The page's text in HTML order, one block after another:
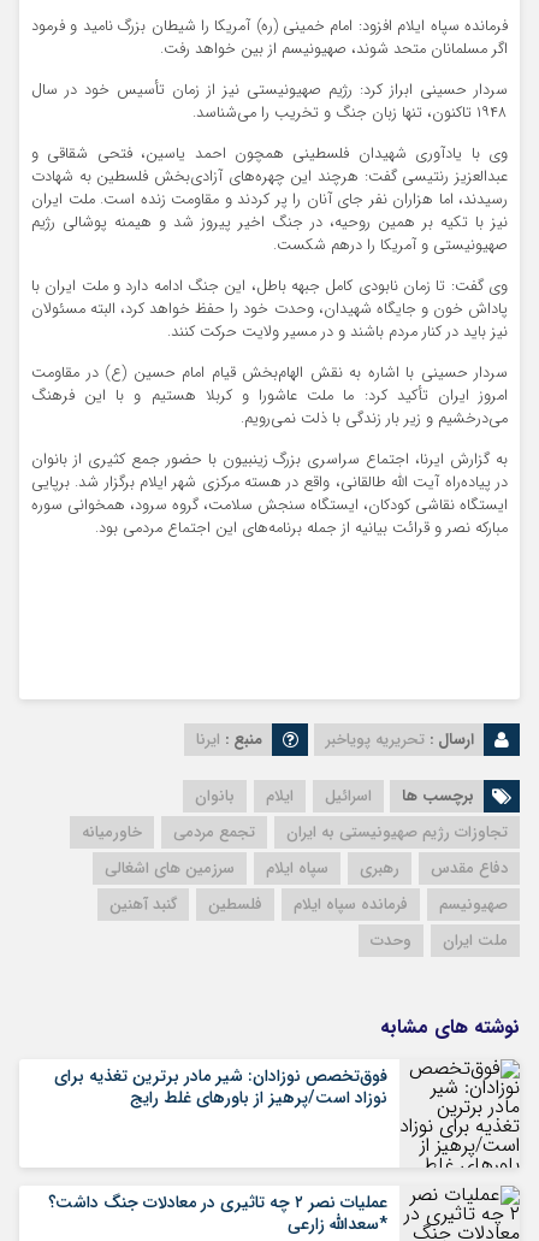
فرمانده سپاه ایلام افزود: امام خمینی (ره) آمریکا را شیطان بزرگ نامید و فرمود
اگر مسلمانان متحد شوند، صهیونیسم از بین خواهد رفت.
سردار حسینی ابراز کرد: رژیم صهیونیستی نیز از زمان تأسیس خود در سال
۱۹۴۸ تاکنون، تنها زبان جنگ و تخریب را می‌شناسد.
وی با یادآوری شهیدان فلسطینی همچون احمد یاسین، فتحی شقاقی و
عبدالعزیز رنتیسی گفت: هرچند این چهره‌های آزادی‌بخش فلسطین به شهادت
رسیدند، اما هزاران نفر جای آنان را پر کردند و مقاومت زنده است. ملت ایران
نیز با تکیه بر همین روحیه، در جنگ اخیر پیروز شد و هیمنه پوشالی رژیم
صهیونیستی و آمریکا را درهم شکست.
وی گفت: تا زمان نابودی کامل جبهه باطل، این جنگ ادامه دارد و ملت ایران با
پاداش خون و جایگاه شهیدان، وحدت خود را حفظ خواهد کرد، البته مسئولان
نیز باید در کنار مردم باشند و در مسیر ولایت حرکت کنند.
سردار حسینی با اشاره به نقش الهام‌بخش قیام امام حسین (ع) در مقاومت
امروز ایران تأکید کرد: ما ملت عاشورا و کربلا هستیم و با این فرهنگ
می‌درخشیم و زیر بار زندگی با ذلت نمی‌رویم.
به گزارش ایرنا، اجتماع سراسری بزرگ زینبیون با حضور جمع کثیری از بانوان
در پیاده‌راه آیت الله طالقانی، واقع در هسته مرکزی شهر ایلام برگزار شد. برپایی
ایستگاه نقاشی کودکان، ایستگاه سنجش سلامت، گروه سرود، همخوانی سوره
مبارکه نصر و قرائت بیانیه از جمله برنامه‌های این اجتماع مردمی بود.
ارسال : تحریریه پویاخبر منبع : ایرنا
برچسب ها اسرائیل ایلام
بانوان
تجاوزات رژیم صهیونیستی به ایران
تجمع مردمی
خاورمیانه
دفاع مقدس
رهبری سپاه ایلام
سرزمین های اشغالی
صهیونیسم
فرمانده سپاه ایلام فلسطین
گنبد آهنین
ملت ایران
وحدت
نوشته های مشابه
فوق‌تخصص نوزادان: شیر مادر برترین تغذیه برای
نوزاد است/پرهیز از باورهای غلط رایج
عملیات نصر ۲ چه تاثیری در معادلات جنگ داشت؟
*سعدالله زارعی